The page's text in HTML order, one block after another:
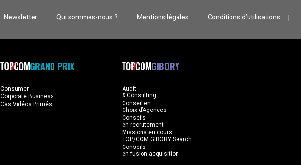
Newsletter Qui sommes-nous ? Mentions légales Conditions d’utilisations
GRAND PRIX
Consumer
Corporate Business
Cas Vidéos Primés
GIBORY
Audit
& Consulting
Conseil en
Choix d’Agences
Conseils
en recrutement
Missions en cours
TOP/COM GIBORY Search
Conseils
en fusion acquisition